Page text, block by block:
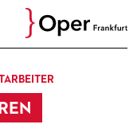
F S
31